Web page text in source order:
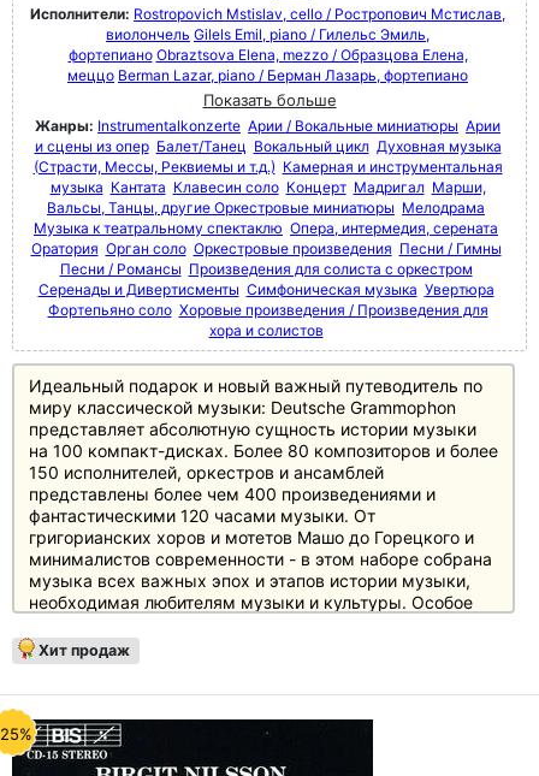
Исполнители: Rostropovich Mstislav, cello / Ростропович Мстислав,
виолончель Gilels Emil, piano / Гилельс Эмиль,
фортепиано Obraztsova Elena, mezzo / Образцова Елена,
меццо Berman Lazar, piano / Берман Лазарь, фортепиано
Показать больше
Жанры: Instrumentalkonzerte Арии / Вокальные миниатюры Арии
и сцены из опер Балет/Танец Вокальный цикл Духовная музыка
(Страсти, Мессы, Реквиемы и т.д.) Камерная и инструментальная
музыка Кантата Клавесин соло Концерт Мадригал Марши,
Вальсы, Танцы, другие Оркестровые миниатюры Мелодрама
Музыка к театральному спектаклю Опера, интермедия, серената
Оратория Орган соло Оркестровые произведения Песни / Гимны
Песни / Романсы Произведения для солиста с оркестром
Серенады и Дивертисменты Симфоническая музыка Увертюра
Фортепьяно соло Хоровые произведения / Произведения для
хора и солистов
Идеальный подарок и новый важный путеводитель по
миру классической музыки: Deutsche Grammophon
представляет абсолютную сущность истории музыки
на 100 компакт-дисках. Более 80 композиторов и более
150 исполнителей, оркестров и ансамблей
представлены более чем 400 произведениями и
фантастическими 120 часами музыки. От
григорианских хоров и мотетов Машо до Горецкого и
минималистов современности - в этом наборе собрана
музыка всех важных эпох и этапов истории музыки,
необходимая любителям музыки и культуры. Особое
классиками и романтиками, а также XX веку, который
представлен в боксе не менее чем 20 дисками.
полноцветный буклет с новым эссе британского автора
и музыкального критика Джереми Николаса, а также
краткими биографическими сведениями и
Хит продаж